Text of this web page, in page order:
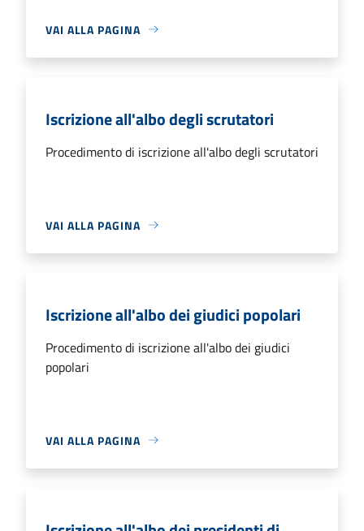
VAI ALLA PAGINA
Iscrizione all'albo degli scrutatori
Procedimento di iscrizione all'albo degli scrutatori
VAI ALLA PAGINA
Iscrizione all'albo dei giudici popolari
Procedimento di iscrizione all'albo dei giudici
popolari
VAI ALLA PAGINA